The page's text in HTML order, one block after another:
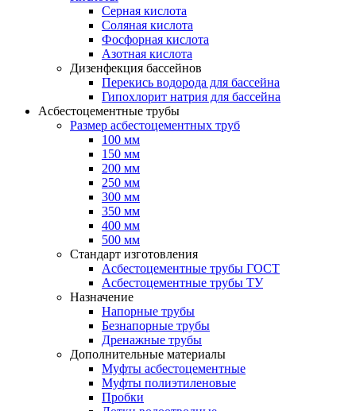
Серная кислота
Соляная кислота
Фосфорная кислота
Азотная кислота
Дизенфекция бассейнов
Перекись водорода для бассейна
Гипохлорит натрия для бассейна
Асбестоцементные трубы
Размер асбестоцементных труб
100 мм
150 мм
200 мм
250 мм
300 мм
350 мм
400 мм
500 мм
Стандарт изготовления
Асбестоцементные трубы ГОСТ
Асбестоцементные трубы ТУ
Назначение
Напорные трубы
Безнапорные трубы
Дренажные трубы
Дополнительные материалы
Муфты асбестоцементные
Муфты полиэтиленовые
Пробки